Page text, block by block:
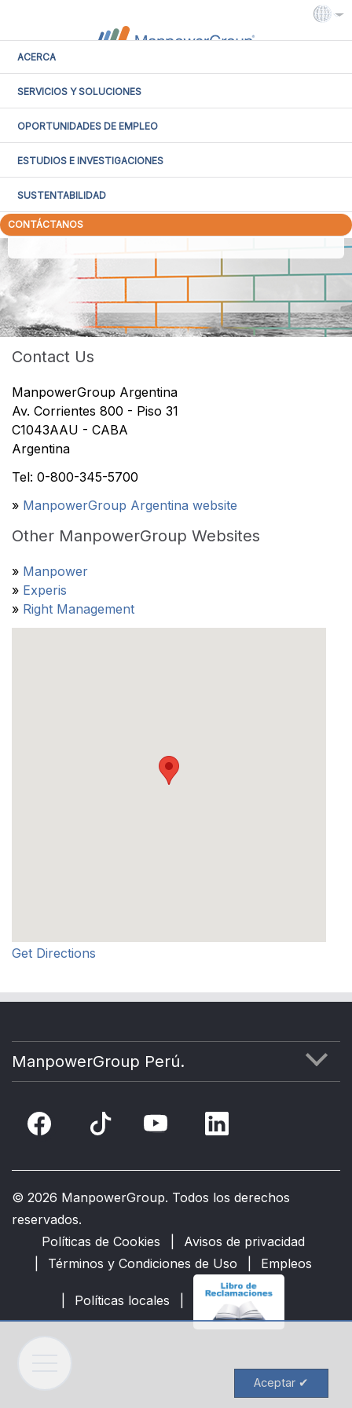
Intranet Extranet
ACERCA
SERVICIOS Y SOLUCIONES
OPORTUNIDADES DE EMPLEO
ESTUDIOS E INVESTIGACIONES
SUSTENTABILIDAD
CONTÁCTANOS
Argentina
Select a Country
Contact Us
ManpowerGroup Argentina
Av. Corrientes 800 - Piso 31
C1043AAU - CABA
Argentina
Tel: 0-800-345-5700
» ManpowerGroup Argentina website
Other ManpowerGroup Websites
» Manpower
» Experis
» Right Management
Get Directions
ManpowerGroup Perú.
CONTÁCTANOS
© 2026 ManpowerGroup. Todos los derechos
reservados.
Políticas de Cookies
Avisos de privacidad
Términos y Condiciones de Uso
Empleos
Políticas locales